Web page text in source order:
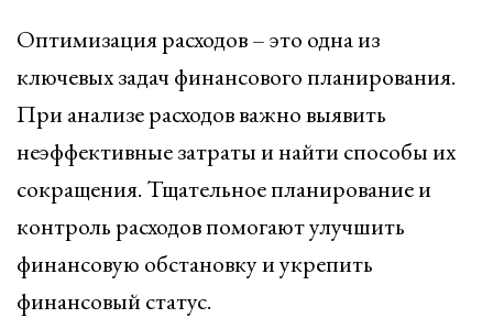
Оптимизация расходов – это одна из
ключевых задач финансового планирования.
При анализе расходов важно выявить
неэффективные затраты и найти способы их
сокращения. Тщательное планирование и
контроль расходов помогают улучшить
финансовую обстановку и укрепить
финансовый статус.